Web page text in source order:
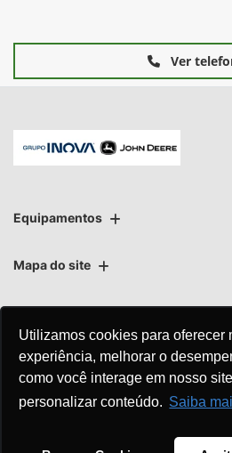
Utilizamos cookies para oferecer
experiência, melhorar o
como você interage em nosso
personalizar conteúdo. Saiba
Ver
Equipamentos
Mapa do site
Para otimizar sua experiência durante a
política de cookies e para proteger seus
. Ao seguir